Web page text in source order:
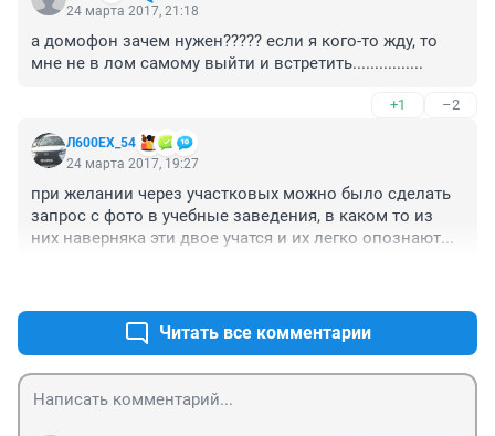
24 марта 2017, 21:18
а домофон зачем нужен????? если я кого-то жду, то
мне не в лом самому выйти и встретить................
+1 –2
Л600EХ_54
24 марта 2017, 19:27
при желании через участковых можно было сделать
запрос с фото в учебные заведения, в каком то из
них наверняка эти двое учатся и их легко опознают...
Читать все комментарии